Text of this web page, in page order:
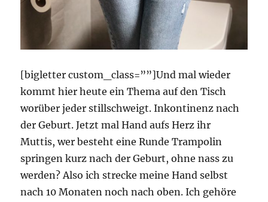
[bigletter custom_class=””]Und mal wieder
kommt hier heute ein Thema auf den Tisch
worüber jeder stillschweigt. Inkontinenz nach
der Geburt. Jetzt mal Hand aufs Herz ihr
Muttis, wer besteht eine Runde Trampolin
springen kurz nach der Geburt, ohne nass zu
werden? Also ich strecke meine Hand selbst
nach 10 Monaten noch nach oben. Ich gehöre